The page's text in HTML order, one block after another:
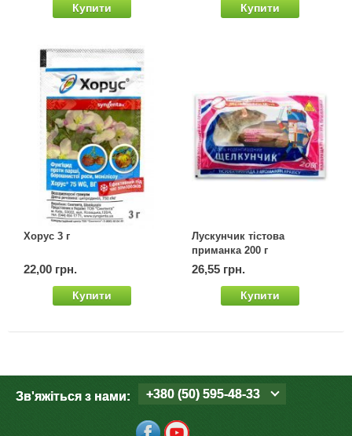
Купити Купити
Хорус 3 г
22,00 грн.
Купити
Лускунчик тістова
приманка 200 г
26,55 грн.
Купити
Зв'яжіться з нами: +380 (50) 595-48-33